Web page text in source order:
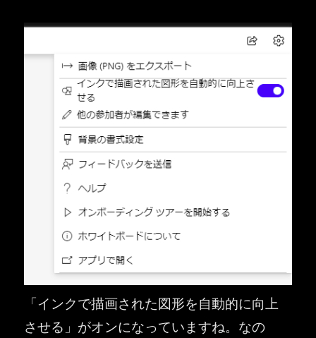
「インクで描画された図形を自動的に向上
させる」がオンになっていますね。なの